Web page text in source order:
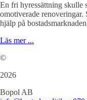
En fri hyressättning skulle
omotiverade renoveringar.
hjälp på
Läs mer ...
©
2026
Bopol AB